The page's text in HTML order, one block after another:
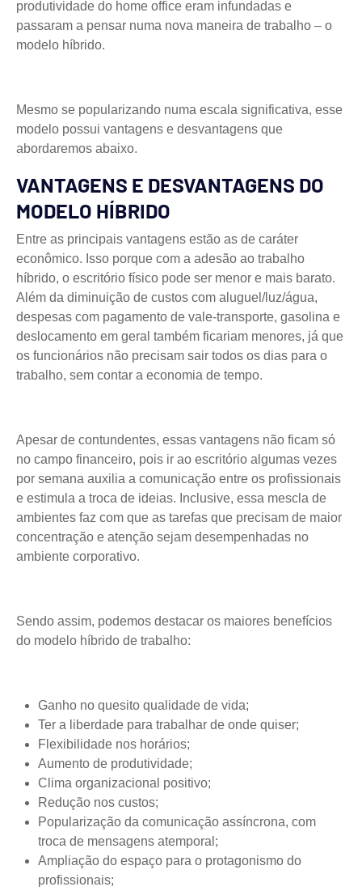
produtividade do home office eram infundadas e
passaram a pensar numa nova maneira de trabalho – o
modelo híbrido.
Mesmo se popularizando numa escala significativa, esse
modelo possui vantagens e desvantagens que
abordaremos abaixo.
VANTAGENS E DESVANTAGENS DO
MODELO HÍBRIDO
Entre as principais vantagens estão as de caráter
econômico. Isso porque com a adesão ao trabalho
híbrido, o escritório físico pode ser menor e mais barato.
Além da diminuição de custos com aluguel/luz/água,
despesas com pagamento de vale-transporte, gasolina e
deslocamento em geral também ficariam menores, já que
os funcionários não precisam sair todos os dias para o
trabalho, sem contar a economia de tempo.
Apesar de contundentes, essas vantagens não ficam só
no campo financeiro, pois ir ao escritório algumas vezes
por semana auxilia a comunicação entre os profissionais
e estimula a troca de ideias. Inclusive, essa mescla de
ambientes faz com que as tarefas que precisam de maior
concentração e atenção sejam desempenhadas no
ambiente corporativo.
Sendo assim, podemos destacar os maiores benefícios
do modelo híbrido de trabalho:
Ganho no quesito qualidade de vida;
Ter a liberdade para trabalhar de onde quiser;
Flexibilidade nos horários;
Aumento de produtividade;
Clima organizacional positivo;
Redução nos custos;
Popularização da comunicação assíncrona, com
troca de mensagens atemporal;
Ampliação do espaço para o protagonismo do
profissionais;